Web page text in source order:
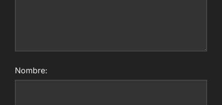
Nombre: